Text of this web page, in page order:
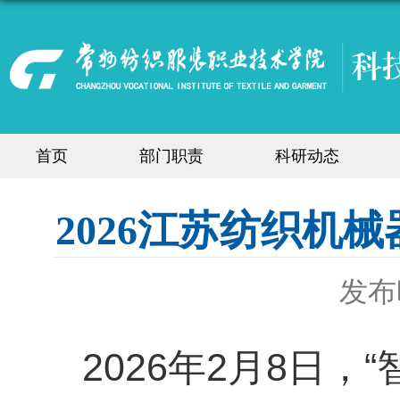
首页 部门职责 科研动态
2026江苏纺织机
发
2026年2月8日，